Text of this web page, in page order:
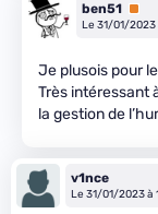
ben51
Le 31/01/2023
Je plusois pour
Très intéressant
la gestion de
v1nce
Le 31/01/2023 à